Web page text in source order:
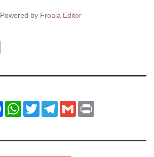
Powered by Froala Editor
FacebookWhatsApp
TwitterTelegram
Gmail